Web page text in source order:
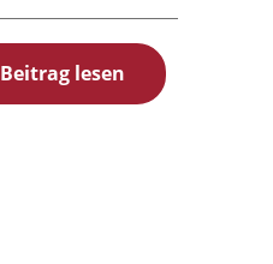
Beitrag lesen